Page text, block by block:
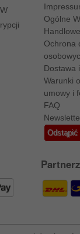
Ogólne
Handlowe
Ochrona
Dostawa
Warunki
umowy i
FAQ
Odstąpić